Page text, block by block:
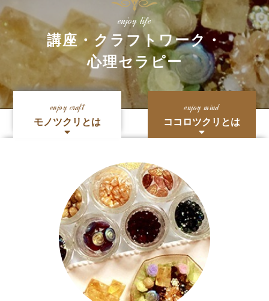
enjoy life
講座・クラフトワーク・
心理セラピー
enjoy craft
モノツクリとは
enjoy mind
ココロツクリとは